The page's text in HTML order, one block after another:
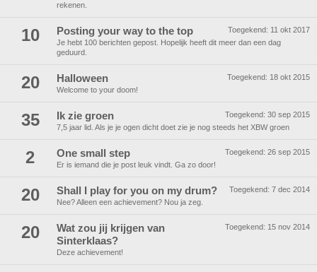
rekenen.
10 Toegekend: 11 okt 2017
Posting your way to the top
Je hebt 100 berichten gepost. Hopelijk heeft dit meer dan een dag
geduurd.
20 Toegekend: 18 okt 2015
Halloween
Welcome to your doom!
35 Toegekend: 30 sep 2015
Ik zie groen
7,5 jaar lid. Als je je ogen dicht doet zie je nog steeds het XBW groen
2 Toegekend: 26 sep 2015
One small step
Er is iemand die je post leuk vindt. Ga zo door!
20 Toegekend: 7 dec 2014
Shall I play for you on my drum?
Nee? Alleen een achievement? Nou ja zeg.
20 Toegekend: 15 nov 2014
Wat zou jij krijgen van
Sinterklaas?
Deze achievement!